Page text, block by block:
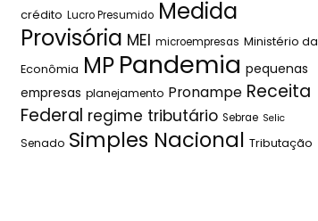
crédito Lucro Presumido Medida
Provisória MEI microempresas Ministério da
Econômia MP Pandemia pequenas
empresas planejamento Pronampe Receita
Federal regime tributário Sebrae Selic
Senado Simples Nacional Tributação